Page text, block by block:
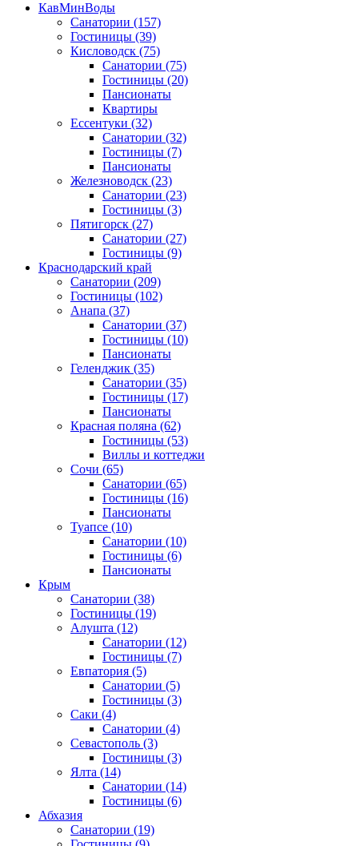
КавМинВоды
Санатории (157)
Гостиницы (39)
Кисловодск (75)
Санатории (75)
Гостиницы (20)
Пансионаты
Квартиры
Ессентуки (32)
Санатории (32)
Гостиницы (7)
Пансионаты
Железноводск (23)
Санатории (23)
Гостиницы (3)
Пятигорск (27)
Санатории (27)
Гостиницы (9)
Краснодарский край
Санатории (209)
Гостиницы (102)
Анапа (37)
Санатории (37)
Гостиницы (10)
Пансионаты
Геленджик (35)
Санатории (35)
Гостиницы (17)
Пансионаты
Красная поляна (62)
Гостиницы (53)
Виллы и коттеджи
Сочи (65)
Санатории (65)
Гостиницы (16)
Пансионаты
Туапсе (10)
Санатории (10)
Гостиницы (6)
Пансионаты
Крым
Санатории (38)
Гостиницы (19)
Алушта (12)
Санатории (12)
Гостиницы (7)
Евпатория (5)
Санатории (5)
Гостиницы (3)
Саки (4)
Санатории (4)
Севастополь (3)
Гостиницы (3)
Ялта (14)
Санатории (14)
Гостиницы (6)
Абхазия
Санатории (19)